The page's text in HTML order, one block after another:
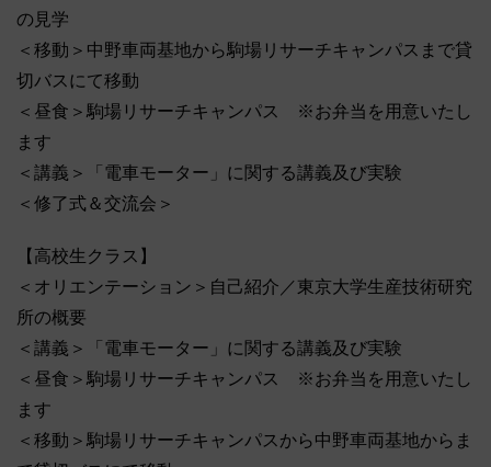
の見学
＜移動＞中野車両基地から駒場リサーチキャンパスまで貸
切バスにて移動
＜昼食＞駒場リサーチキャンパス ※お弁当を用意いたし
ます
＜講義＞「電車モーター」に関する講義及び実験
＜修了式＆交流会＞
【高校生クラス】
＜オリエンテーション＞自己紹介／東京大学生産技術研究
所の概要
＜講義＞「電車モーター」に関する講義及び実験
＜昼食＞駒場リサーチキャンパス ※お弁当を用意いたし
ます
＜移動＞駒場リサーチキャンパスから中野車両基地からま